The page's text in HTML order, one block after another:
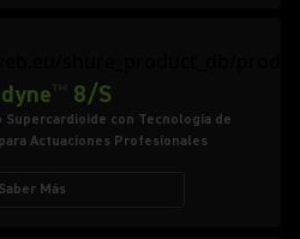
8/S
Supercardioide con Tecnología de
Actuaciones Profesionales
Saber Más